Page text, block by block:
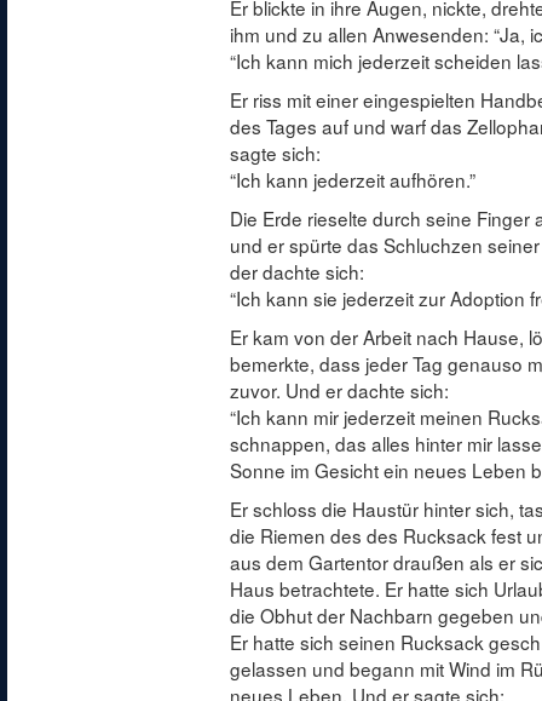
Er blickte in ihre Augen, nickte,
ihm und zu allen Anwesenden: “Ja,
“Ich kann mich jederzeit scheiden
Er riss mit einer eingespielten
des Tages auf und warf das
sagte sich:
“Ich kann jederzeit aufhören.”
Die Erde rieselte durch seine Finger
und er spürte das Schluchzen
der dachte sich:
“Ich kann sie jederzeit zur Adoption
Er kam von der Arbeit nach Hause,
bemerkte, dass jeder Tag genauso
zuvor. Und er dachte sich:
“Ich kann mir jederzeit meinen
schnappen, das alles hinter mir
Sonne im Gesicht ein neues Leben
Er schloss die Haustür hinter sich,
die Riemen des des Rucksack fest
aus dem Gartentor draußen als er
Haus betrachtete. Er hatte sich
die Obhut der Nachbarn gegeben
Er hatte sich seinen Rucksack
gelassen und begann mit Wind im
neues Leben. Und er sagte sich: